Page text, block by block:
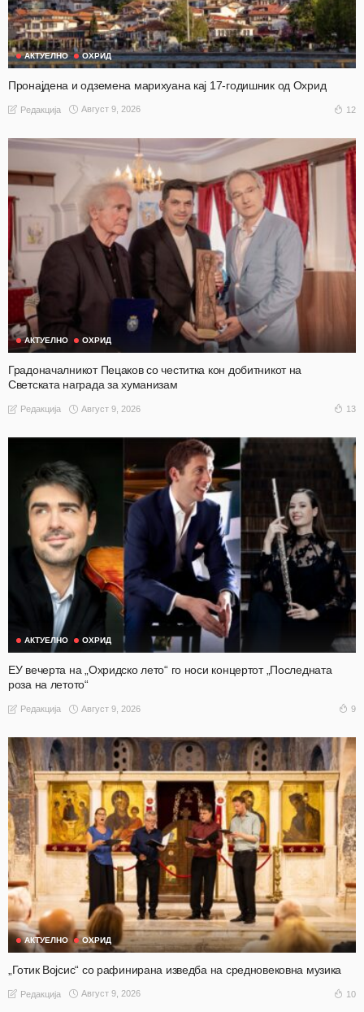
АКТУЕЛНО ОХРИД
Пронајдена и одземена марихуана кај 17-годишник од Охрид
Редакција Август 9, 2026 12
АКТУЕЛНО ОХРИД
Градоначалникот Пецаков со честитка кон добитникот на
Светската награда за хуманизам
Редакција Август 9, 2026 13
АКТУЕЛНО ОХРИД
ЕУ вечерта на „Охридско лето“ го носи концертот „Последната
роза на летото“
Редакција Август 9, 2026 9
АКТУЕЛНО ОХРИД
„Готик Војсис“ со рафинирана изведба на средновековна музика
Редакција Август 9, 2026 10